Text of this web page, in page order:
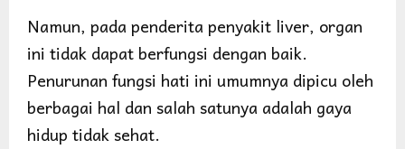
Namun, pada penderita penyakit liver, organ
ini tidak dapat berfungsi dengan baik.
Penurunan fungsi hati ini umumnya dipicu oleh
berbagai hal dan salah satunya adalah gaya
hidup tidak sehat.